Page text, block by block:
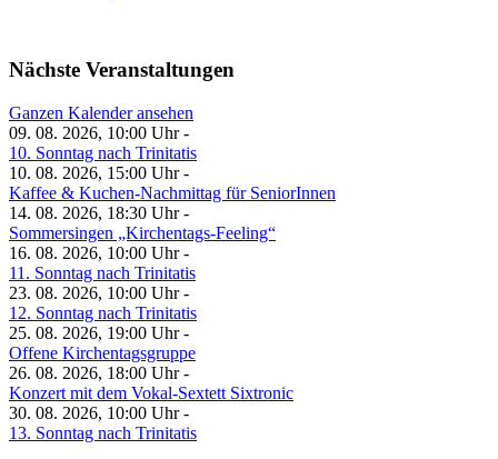
Nächste Veranstaltungen
Ganzen Kalender ansehen
09. 08. 2026, 10:00 Uhr -
10. Sonntag nach Trinitatis
10. 08. 2026, 15:00 Uhr -
Kaffee & Kuchen-Nachmittag für SeniorInnen
14. 08. 2026, 18:30 Uhr -
Sommersingen „Kirchentags-Feeling“
16. 08. 2026, 10:00 Uhr -
11. Sonntag nach Trinitatis
23. 08. 2026, 10:00 Uhr -
12. Sonntag nach Trinitatis
25. 08. 2026, 19:00 Uhr -
Offene Kirchentagsgruppe
26. 08. 2026, 18:00 Uhr -
Konzert mit dem Vokal-Sextett Sixtronic
30. 08. 2026, 10:00 Uhr -
13. Sonntag nach Trinitatis